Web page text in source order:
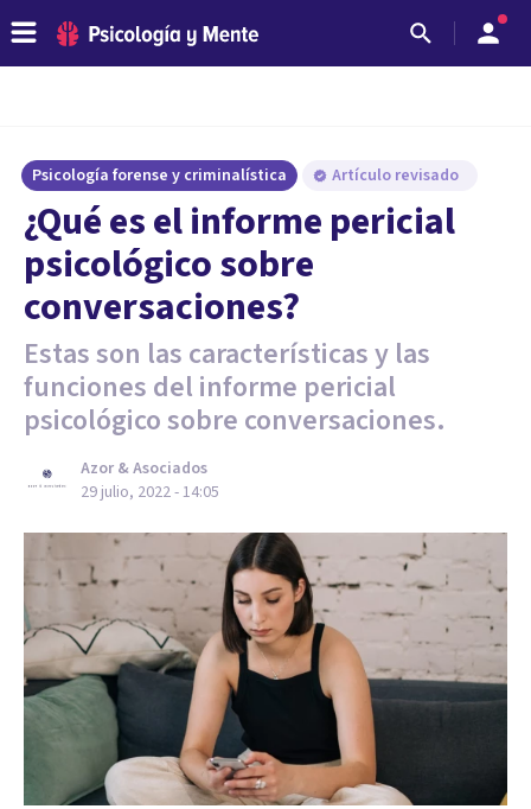
Psicología forense y criminalística Artículo revisado
¿Qué es el informe pericial
psicológico sobre
conversaciones?
Estas son las características y las
funciones del informe pericial
psicológico sobre conversaciones.
Azor & Asociados
29 julio, 2022 - 14:05